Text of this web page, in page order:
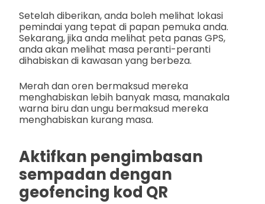
Setelah diberikan, anda boleh melihat lokasi
pemindai yang tepat di papan pemuka anda.
Sekarang, jika anda melihat peta panas GPS,
anda akan melihat masa peranti-peranti
dihabiskan di kawasan yang berbeza.
Merah dan oren bermaksud mereka
menghabiskan lebih banyak masa, manakala
warna biru dan ungu bermaksud mereka
menghabiskan kurang masa.
Aktifkan pengimbasan
sempadan dengan
geofencing kod QR